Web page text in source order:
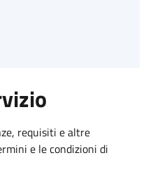
requisiti e altre
e le condizioni di